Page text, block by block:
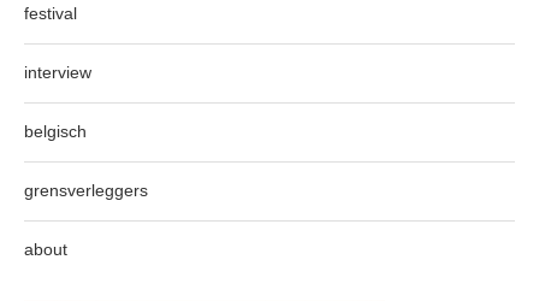
festival
interview
belgisch
grensverleggers
about